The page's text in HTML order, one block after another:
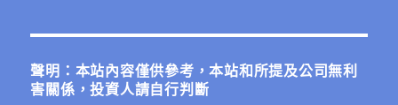
鍵
聲明：本站內容僅供參考，本站和所提及公司無利
害關係，投資人請自行判斷